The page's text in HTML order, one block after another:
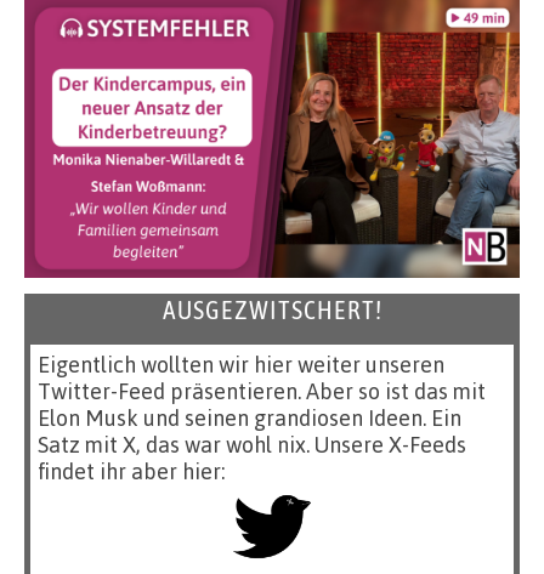
AUSGEZWITSCHERT!
Eigentlich wollten wir hier weiter unseren
Twitter-Feed präsentieren. Aber so ist das mit
Elon Musk und seinen grandiosen Ideen. Ein
Satz mit X, das war wohl nix. Unsere X-Feeds
findet ihr aber hier: